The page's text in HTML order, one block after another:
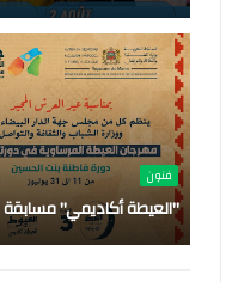
فنون
"العيطة أكاديمي"